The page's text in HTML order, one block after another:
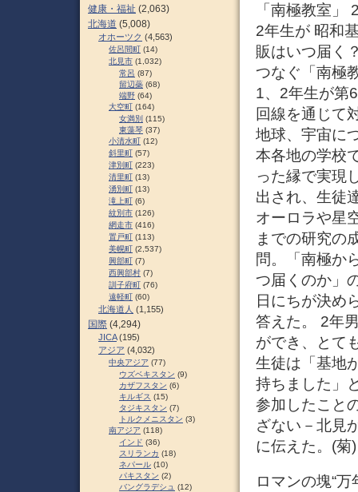
「南極教室
2年生が 昭和
販はいつ届く
つなぐ「南極
1、2年生が第
回線を通じて
地球、宇宙に
本各地の学校
った縁で実現
出され、生徒
オーロラや星
までの研究の
問。「南極か
つ届くのか」
日にちが決め
答えた。 2年
ができ、とて
生徒は「基地
持ちました」
参加したこと
ざない－北見
に伝えた。(菊
ロマンの塊“
健康・福祉 (2,063)
北海道 (5,008)
オホーツク (4,563)
佐呂間町 (14)
北見市 (1,032)
常呂 (87)
留辺蘂 (68)
端野 (64)
大空町 (164)
女満別 (115)
東藻琴 (37)
小清水町 (12)
斜里町 (57)
津別町 (223)
清里町 (13)
湧別町 (13)
滝上町 (6)
紋別市 (126)
網走市 (416)
置戸町 (113)
美幌町 (2,537)
興部町 (7)
西興部村 (7)
訓子府町 (76)
遠軽町 (60)
北海道人 (1,155)
国際 (4,294)
JICA(195)
アジア (4,032)
中央アジア (77)
ウズベキスタン (9)
カザフスタン (6)
キルギス (15)
タジキスタン (7)
トルクメニスタン (3)
南アジア (118)
インド (36)
スリランカ (18)
ネパール (10)
パキスタン (2)
バングラデシュ (12)